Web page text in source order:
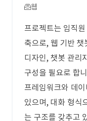
웹
프로젝트는 임직
축으로, 웹 기반
디자인, 챗봇 관리
구성을 필요로 합
프레임워크와 데
있으며, 대화 형식
는 구조를 갖추고